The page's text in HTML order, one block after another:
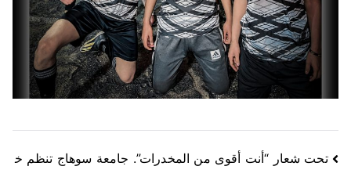
تحت شعار “أنت أقوى من المخدرات”. جامعة سوهاج تنظم خ